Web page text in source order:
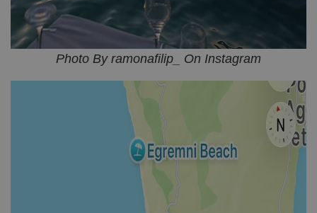
Photo By ramonafilip_ On Instagram